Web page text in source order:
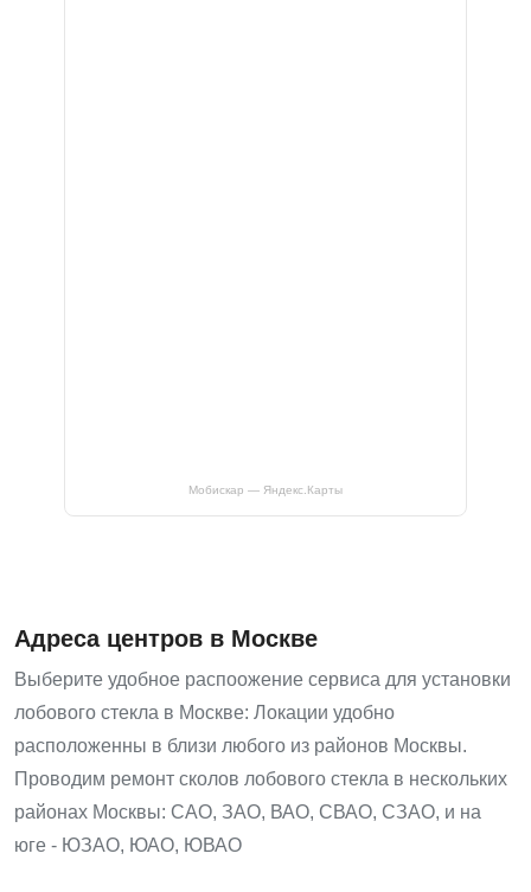
Мобискар — Яндекс.Карты
Адреса центров в Москве
Выберите удобное распоожение сервиса для установки
лобового стекла в Москве: Локации удобно
расположенны в близи любого из районов Москвы.
Проводим ремонт сколов лобового стекла в нескольких
районах Москвы: САО, ЗАО, ВАО, СВАО, СЗАО, и на
юге - ЮЗАО, ЮАО, ЮВАО